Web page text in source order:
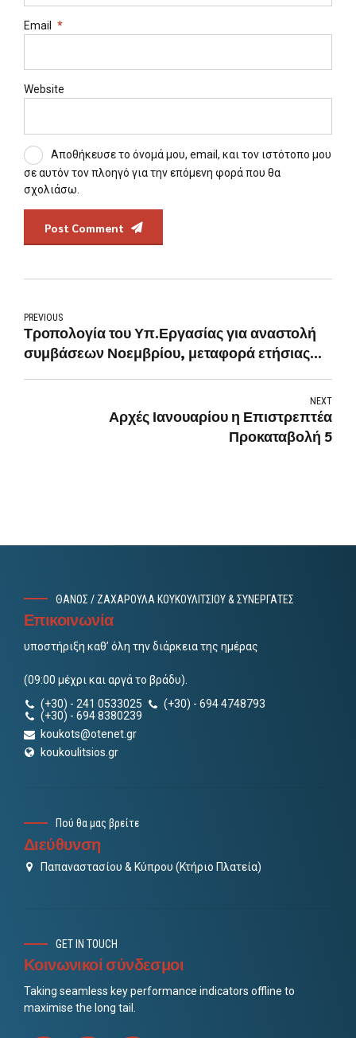
Email *
Website
Αποθήκευσε το όνομά μου, email, και τον ιστότοπο μου
σε αυτόν τον πλοηγό για την επόμενη φορά που θα
σχολιάσω.
Post Comment
PREVIOUS
Τροπολογία του Υπ.Εργασίας για αναστολή
συμβάσεων Νοεμβρίου, μεταφορά ετήσιας
NEXT
Αρχές Ιανουαρίου η Επιστρεπτέα
Προκαταβολή 5
ΘΑΝΟΣ / ΖΑΧΑΡΟΥΛΑ ΚΟΥΚΟΥΛΙΤΣΙΟΥ & ΣΥΝΕΡΓΑΤΕΣ
Επικοινωνία
υποστήριξη καθ’ όλη την διάρκεια της ημέρας
(09:00 μέχρι και αργά το βράδυ).
(+30) - 241 0533025
(+30) - 694 4748793
(+30) - 694 8380239
koukots@otenet.gr
koukoulitsios.gr
Πού θα μας βρείτε
Διεύθυνση
Παπαναστασίου & Κύπρου (Κτήριο Πλατεία)
GET IN TOUCH
Κοινωνικοί σύνδεσμοι
Taking seamless key performance indicators offline to
maximise the long tail.